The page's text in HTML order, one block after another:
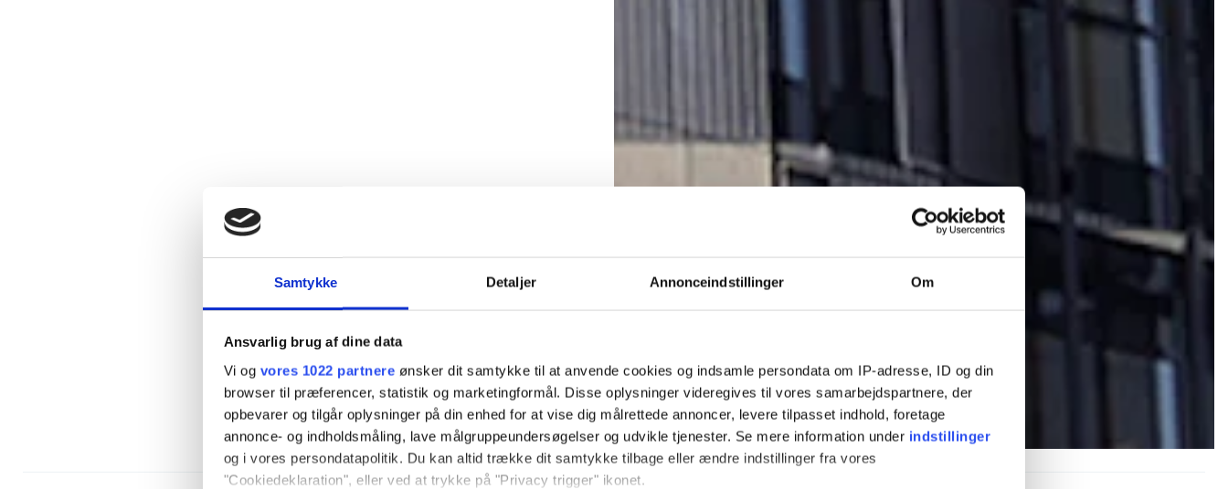
Samtykke Detaljer Annonceindstillinger Om
Ansvarlig brug af dine data
Vi og vores 1022 partnere ønsker dit samtykke til at anvende cookies og indsamle persondata om IP-adresse, ID og din
browser til præferencer, statistik og marketingformål. Disse oplysninger videregives til vores samarbejdspartnere, der
opbevarer og tilgår oplysninger på din enhed for at vise dig målrettede annoncer, levere tilpasset indhold, foretage
annonce- og indholdsmåling, lave målgruppeundersøgelser og udvikle tjenester. Se mere information under indstillinger
og i vores persondatapolitik. Du kan altid trække dit samtykke tilbage eller ændre indstillinger fra vores
"Cookiedeklaration", eller ved at trykke på "Privacy trigger" ikonet.